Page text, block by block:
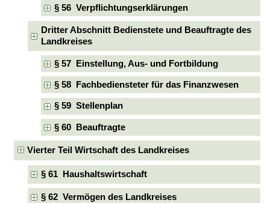
§ 56 Verpflichtungserklärungen
Dritter Abschnitt Bedienstete und Beauftragte des
Landkreises
§ 57 Einstellung, Aus- und Fortbildung
§ 58 Fachbediensteter für das Finanzwesen
§ 59 Stellenplan
§ 60 Beauftragte
Vierter Teil Wirtschaft des Landkreises
§ 61 Haushaltswirtschaft
§ 62 Vermögen des Landkreises